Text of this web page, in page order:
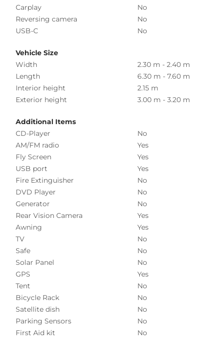
Carplay
No
Reversing camera
No
USB-C
No
Vehicle Size
Width
2.30 m - 2.40 m
Length
6.30 m - 7.60 m
Interior height
2.15 m
Exterior height
3.00 m - 3.20 m
Additional Items
CD-Player
No
AM/FM radio
Yes
Fly Screen
Yes
USB port
Yes
Fire Extinguisher
No
DVD Player
No
Generator
No
Rear Vision Camera
Yes
Awning
Yes
TV
No
Safe
No
Solar Panel
No
GPS
Yes
Tent
No
Bicycle Rack
No
Satellite dish
No
Parking Sensors
No
First Aid kit
No